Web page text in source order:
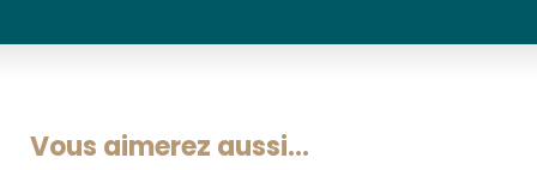
Vous aimerez aussi...